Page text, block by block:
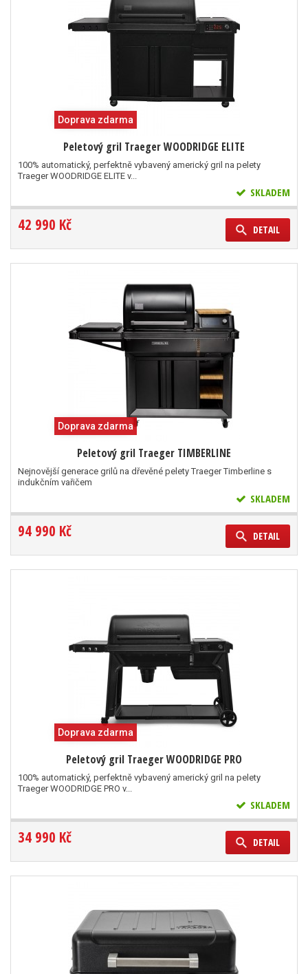
Doprava zdarma
Peletový gril Traeger WOODRIDGE ELITE
100% automatický, perfektně vybavený americký gril na pelety
Traeger WOODRIDGE ELITE v...
SKLADEM
42 990 Kč DETAIL
Doprava zdarma
Peletový gril Traeger TIMBERLINE
Nejnovější generace grilů na dřevěné pelety Traeger Timberline s
indukčním vařičem
SKLADEM
94 990 Kč DETAIL
Doprava zdarma
Peletový gril Traeger WOODRIDGE PRO
100% automatický, perfektně vybavený americký gril na pelety
Traeger WOODRIDGE PRO v...
SKLADEM
34 990 Kč DETAIL